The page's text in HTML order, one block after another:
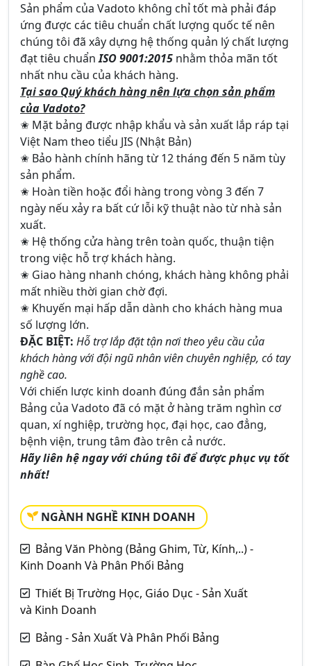
Sản phẩm của Vadoto không chỉ tốt mà phải đáp
ứng được các tiêu chuẩn chất lượng quốc tế nên
chúng tôi đã xây dựng hệ thống quản lý chất lượng
đạt tiêu chuẩnISO 9001:2015 nhằm thỏa mãn tốt
nhất nhu cầu của khách hàng.
Tại sao Quý khách hàng nên lựa chọn sản phẩm
của Vadoto?
✬ Mặt bảng được nhập khẩu và sản xuất lắp ráp tại
Việt Nam theo tiểu JIS (Nhật Bản)
✬ Bảo hành chính hãng từ 12 tháng đến 5 năm tùy
sản phẩm.
✬ Hoàn tiền hoặc đổi hàng trong vòng 3 đến 7
ngày nếu xảy ra bất cứ lỗi kỹ thuật nào từ nhà sản
xuất.
✬ Hệ thống cửa hàng trên toàn quốc, thuận tiện
trong việc hỗ trợ khách hàng.
✬ Giao hàng nhanh chóng, khách hàng không phải
mất nhiều thời gian chờ đợi.
✬ Khuyến mại hấp dẫn dành cho khách hàng mua
số lượng lớn.
ĐẶC BIỆT: Hỗ trợ lắp đặt tận nơi theo yêu cầu của
khách hàng với đội ngũ nhân viên chuyên nghiệp, có tay
nghề cao.
Với chiến lược kinh doanh đúng đắn sản phẩm
Bảng của Vadoto đã có mặt ở hàng trăm nghìn cơ
quan, xí nghiệp, trường học, đại học, cao đẳng,
bệnh viện, trung tâm đào trên cả nước.
Hãy liên hệ ngay với chúng tôi để được phục vụ tốt
nhất!
NGÀNH NGHỀ KINH DOANH
Bảng Văn Phòng (Bảng Ghim, Từ, Kính,..) -
Kinh Doanh Và Phân Phối Bảng
Thiết Bị Trường Học, Giáo Dục - Sản Xuất
và Kinh Doanh
Bảng - Sản Xuất Và Phân Phối Bảng